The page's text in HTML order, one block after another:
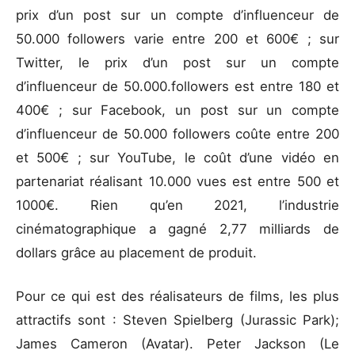
prix d’un post sur un compte d’influenceur de
50.000 followers varie entre 200 et 600€ ; sur
Twitter, le prix d’un post sur un compte
d’influenceur de 50.000.followers est entre 180 et
400€ ; sur Facebook, un post sur un compte
d’influenceur de 50.000 followers coûte entre 200
et 500€ ; sur YouTube, le coût d’une vidéo en
partenariat réalisant 10.000 vues est entre 500 et
1000€. Rien qu’en 2021, l’industrie
cinématographique a gagné 2,77 milliards de
dollars grâce au placement de produit.
Pour ce qui est des réalisateurs de films, les plus
attractifs sont : Steven Spielberg (Jurassic Park);
James Cameron (Avatar). Peter Jackson (Le